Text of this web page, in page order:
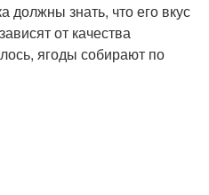
должны знать, что его вкус
от качества
ягоды собирают по